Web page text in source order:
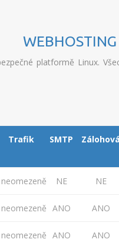
WEBHOSTING
platformě Linux.
Trafik SMTP
neomezeně NE NE
neomezeně ANO ANO
neomezeně ANO ANO